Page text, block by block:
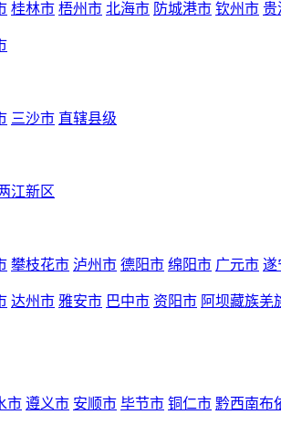
桂林市 梧州市 北海市 防城港市 钦州市 贵
三沙市 直辖县级
江新区
攀枝花市 泸州市 德阳市 绵阳市 广元市 遂
达州市 雅安市 巴中市 资阳市 阿坝藏族羌
市 遵义市 安顺市 毕节市 铜仁市 黔西南布